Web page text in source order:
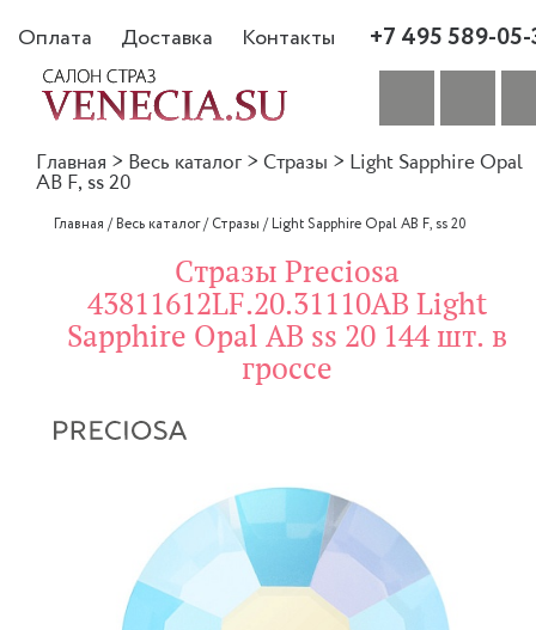
Оплата Доставка Контакты +7 495 589-
Главная > Весь каталог > Стразы > Light Sapphire Opal
AB F, ss 20
Главная /Весь каталог/Стразы /Light Sapphire Opal AB F, ss 20
Стразы Preciosa
43811612LF.20.31110AB Light
Sapphire Opal AB ss 20 144 шт. в
гроссе